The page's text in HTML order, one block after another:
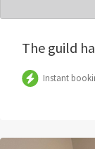
The guild
Instant